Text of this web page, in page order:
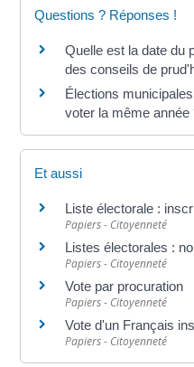
Questions ? Réponses !
Quelle est la date du
des conseils de
Élections
voter la même année
Et aussi
Liste électorale :
Papiers - Citoyenneté
Listes électorales :
Papiers - Citoyenneté
Vote par procuration
Papiers - Citoyenneté
Vote d'un Français
Papiers - Citoyenneté